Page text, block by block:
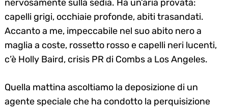
nervosamente sulla sedia. Ha un’aria provata:
capelli grigi, occhiaie profonde, abiti trasandati.
Accanto a me, impeccabile nel suo abito nero a
maglia a coste, rossetto rosso e capelli neri lucenti,
c’è Holly Baird, crisis PR di Combs a Los Angeles.
Quella mattina ascoltiamo la deposizione di un
agente speciale che ha condotto la perquisizione